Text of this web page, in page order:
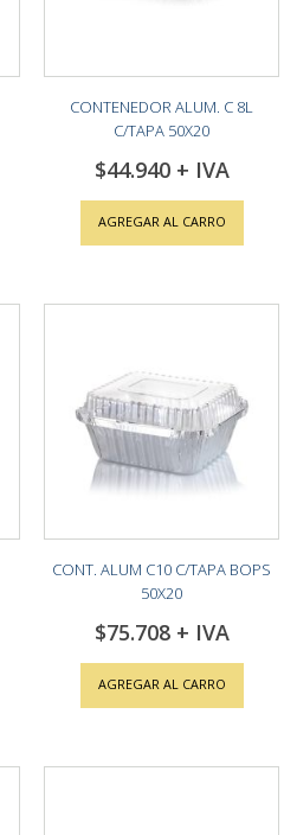
CONTENEDOR ALUM. C 8L
C/TAPA 50X20
$44.940
AGREGAR AL CARRO
CONT. ALUM C10 C/TAPA BOPS
50X20
$75.708
AGREGAR AL CARRO